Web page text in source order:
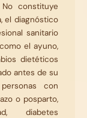
constituye
el diagnóstico
sanitario
el ayuno,
dietéticos
antes de su
con
o posparto,
diabetes